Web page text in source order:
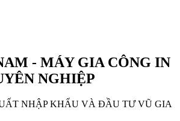
- MÁY GIA CÔNG IN
NGHIỆP
NHẬP KHẨU VÀ ĐẦU TƯ VŨ GIA